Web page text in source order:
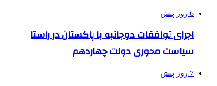
6 روز پیش
اجرای توافقات دوجانبه با پاکستان در راستا
سیاست محوری دولت چهاردهم
7 روز پیش